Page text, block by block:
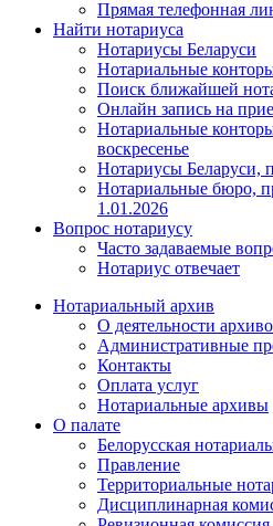
Прямая телефонная
Найти нотариуса
Нотариусы Беларуси
Нотариальные
Поиск ближайшей
Онлайн запись на
Нотариальные
воскресенье
Нотариусы Беларуси,
Нотариальные бюро,
1.01.2026
Вопрос нотариусу
Часто задаваемые
Нотариус отвечает
Нотариальный архив
О деятельности
Административные
Контакты
Оплата услуг
Нотариальные архивы
О палате
Белорусская
Правление
Территориальные
Дисциплинарная